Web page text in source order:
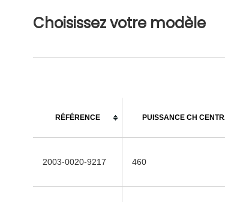
Choisissez votre modèle
RÉFÉRENCE PUISSANCE CH
2003-0020-9217 460